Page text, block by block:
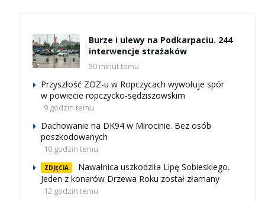
Burze i ulewy na Podkarpaciu. 244
interwencje strażaków
50 minut temu
Przyszłość ZOZ-u w Ropczycach wywołuje spór
w powiecie ropczycko-sędziszowskim
9 godzin temu
Dachowanie na DK94 w Mirocinie. Bez osób
poszkodowanych
10 godzin temu
ZDJĘCIA
Nawałnica uszkodziła Lipę Sobieskiego.
Jeden z konarów Drzewa Roku został złamany
12 godzin temu